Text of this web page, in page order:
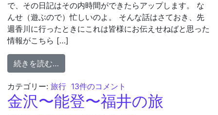
で、その日記はその内時間ができたらアップします。 な
んせ（遊ぶので）忙しいのよ。 そんな話はさておき、先
週香川に行ったときにこれは皆様にお伝えせねばと思った
情報がこちら […]
続きを読む…
カテゴリー: 旅行 シルバーウイークに香川に行かれる方へ
13件のコメント
金沢〜能登〜福井の旅